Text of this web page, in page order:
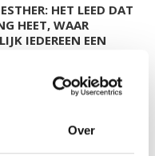
Over
HET LEED DAT
HEET, WAAR
IEDEREEN EEN
IK ZWANGER VAN